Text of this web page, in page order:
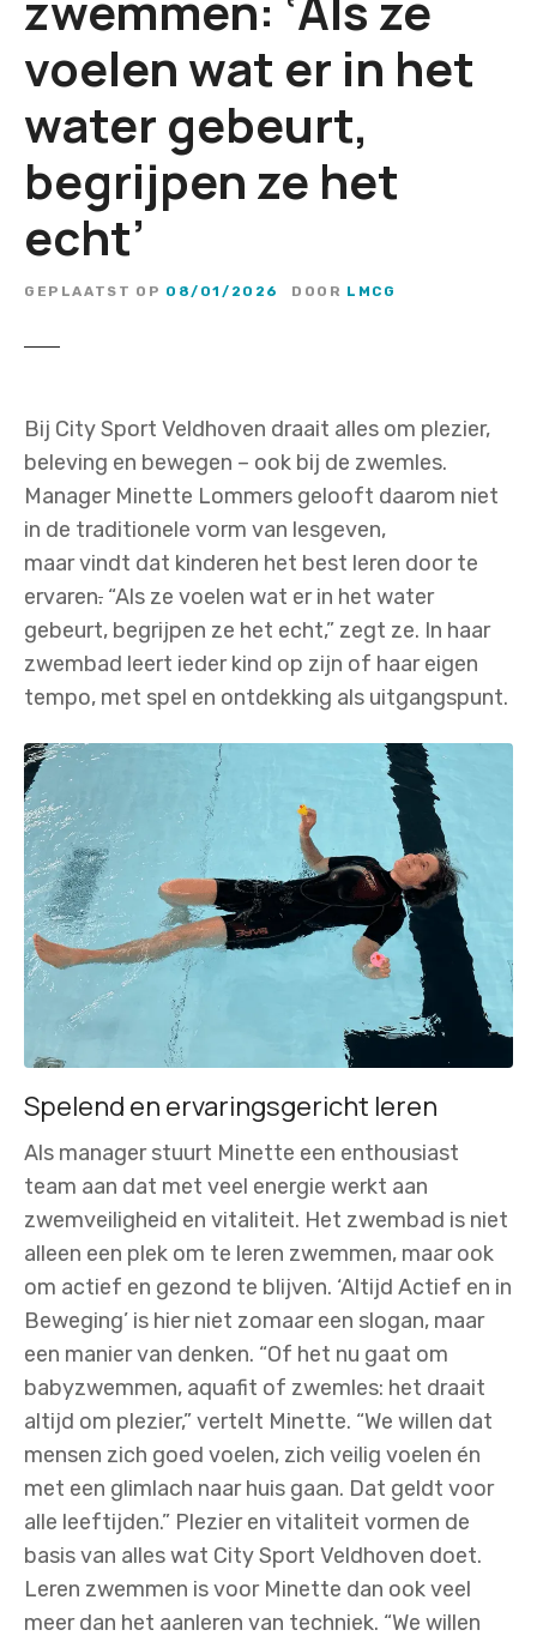
voelen wat er in het
water gebeurt,
begrijpen ze het
echt’
GEPLAATST OP 08/01/2026 DOOR LMCG
Bij City Sport Veldhoven draait alles om plezier,
beleving en bewegen – ook bij de zwemles.
Manager Minette Lommers gelooft daarom niet
in de traditionele vorm van lesgeven,
maar vindt dat kinderen het best leren door te
ervaren. “Als ze voelen wat er in het water
gebeurt, begrijpen ze het echt,” zegt ze. In haar
zwembad leert ieder kind op zijn of haar eigen
tempo, met spel en ontdekking als uitgangspunt.
Spelend en ervaringsgericht leren
Als manager stuurt Minette een enthousiast
team aan dat met veel energie werkt aan
zwemveiligheid en vitaliteit. Het zwembad is niet
alleen een plek om te leren zwemmen, maar ook
om actief en gezond te blijven. ‘Altijd Actief en in
Beweging’ is hier niet zomaar een slogan, maar
een manier van denken. “Of het nu gaat om
babyzwemmen, aquafit of zwemles: het draait
altijd om plezier,” vertelt Minette. “We willen dat
mensen zich goed voelen, zich veilig voelen én
met een glimlach naar huis gaan. Dat geldt voor
alle leeftijden.” Plezier en vitaliteit vormen de
basis van alles wat City Sport Veldhoven doet.
Leren zwemmen is voor Minette dan ook veel
meer dan het aanleren van techniek. “We willen